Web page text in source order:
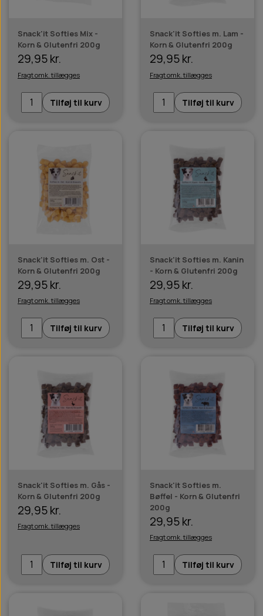
Snack'it Softies Mix -
Korn & Glutenfri 200g
29,95 kr.
Fragt omk. tillægges
Tilføj til kurv
Snack'it Softies m. Lam -
Korn & Glutenfri 200g
29,95 kr.
Fragt omk. tillægges
Tilføj til kurv
Snack'it Softies m. Ost -
Korn & Glutenfri 200g
29,95 kr.
Fragt omk. tillægges
Tilføj til kurv
Snack'it Softies m. Kanin
- Korn & Glutenfri 200g
29,95 kr.
Fragt omk. tillægges
Tilføj til kurv
Snack'it Softies m. Gås -
Korn & Glutenfri 200g
29,95 kr.
Fragt omk. tillægges
Tilføj til kurv
Snack'it Softies m.
Bøffel - Korn & Glutenfri
200g
29,95 kr.
Fragt omk. tillægges
Tilføj til kurv